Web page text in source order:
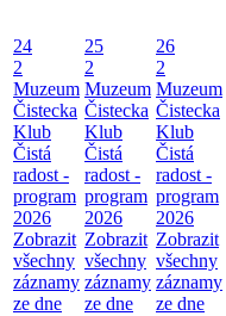
24
2
Muzeum
Čistecka
Klub
Čistá
radost -
program
2026
Zobrazit
všechny
záznamy
ze dne
25
2
Muzeum
Čistecka
Klub
Čistá
radost -
program
2026
Zobrazit
všechny
záznamy
ze dne
26
2
Muzeum
Čistecka
Klub
Čistá
radost -
program
2026
Zobrazit
všechny
záznamy
ze dne